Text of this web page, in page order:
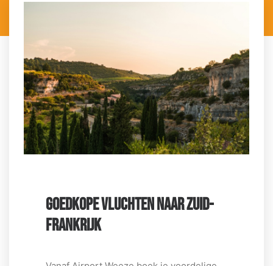
GOEDKOPE VLUCHTEN NAAR ZUID-
FRANKRIJK